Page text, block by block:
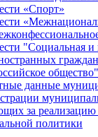
«Спорт»
"Социальная и
общество"
данные
за реализацию
политики